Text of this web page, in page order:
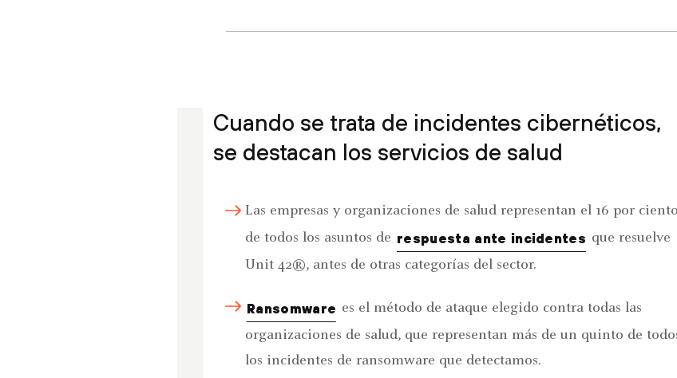
Cuando se trata de incidentes cibernéticos,
se destacan los servicios de salud
Las empresas y organizaciones de salud representan el 16 por ciento
de todos los asuntos de respuesta ante incidentes que resuelve
Unit 42®, antes de otras categorías del sector.
Ransomware es el método de ataque elegido contra todas las
organizaciones de salud, que representan más de un quinto de
los incidentes de ransomware que detectamos.